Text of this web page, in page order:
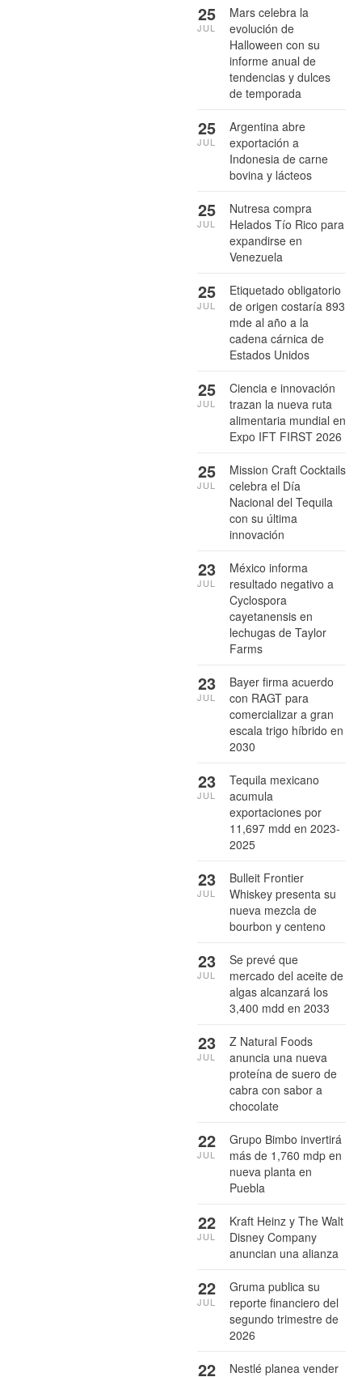
Mars celebra la
evolución de
Halloween con su
informe anual de
tendencias y dulces
de temporada
25
JUL
Argentina abre
exportación a
Indonesia de carne
bovina y lácteos
25
JUL
Nutresa compra
Helados Tío Rico para
expandirse en
Venezuela
25
JUL
Etiquetado obligatorio
de origen costaría 893
mde al año a la
cadena cárnica de
Estados Unidos
25
JUL
Ciencia e innovación
trazan la nueva ruta
alimentaria mundial en
Expo IFT FIRST 2026
25
JUL
Mission Craft Cocktails
celebra el Día
Nacional del Tequila
con su última
innovación
25
JUL
México informa
resultado negativo a
Cyclospora
cayetanensis en
lechugas de Taylor
Farms
23
JUL
Bayer firma acuerdo
con RAGT para
comercializar a gran
escala trigo híbrido en
2030
23
JUL
Tequila mexicano
acumula
exportaciones por
11,697 mdd en 2023-
2025
23
JUL
Bulleit Frontier
Whiskey presenta su
nueva mezcla de
bourbon y centeno
23
JUL
Se prevé que
mercado del aceite de
algas alcanzará los
3,400 mdd en 2033
23
JUL
Z Natural Foods
anuncia una nueva
proteína de suero de
cabra con sabor a
chocolate
23
JUL
Grupo Bimbo invertirá
más de 1,760 mdp en
nueva planta en
Puebla
22
JUL
Kraft Heinz y The Walt
Disney Company
anuncian una alianza
22
JUL
Gruma publica su
reporte financiero del
segundo trimestre de
2026
22
JUL
Nestlé planea vender
22